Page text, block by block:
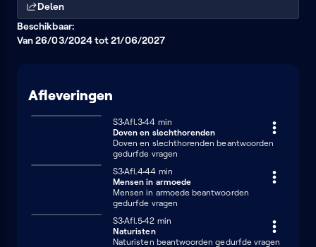
Delen
Beschikbaar:
Van 26/03/2024 tot 21/06/2027
Afleveringen
Seizoen 3
S3Afl.344 minuten
44 min
Doven en slechthorenden
Doven en slechthorenden beantwoorden
gedurfde vragen
Seizoen 3
S3Afl.444 minuten
44 min
Mensen in armoede
Mensen in armoede beantwoorden
gedurfde vragen
Seizoen 3
S3Afl.542 minuten
42 min
Naturisten
Naturisten beantwoorden gedurfde vragen